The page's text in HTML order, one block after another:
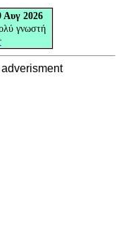
2026
γνωστή
adverisment